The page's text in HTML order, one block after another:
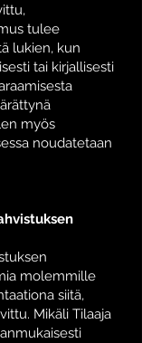
tulee
lukien, kun
tai kirjallisesti
myös
noudatetaan
molemmille
siitä,
Mikäli Tilaaja